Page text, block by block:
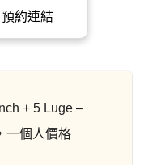
預約連結
+ 5 Luge –
一個人價格